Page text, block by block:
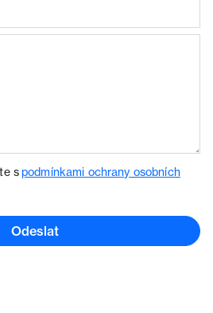
spodmínkami ochrany osobních
Odeslat